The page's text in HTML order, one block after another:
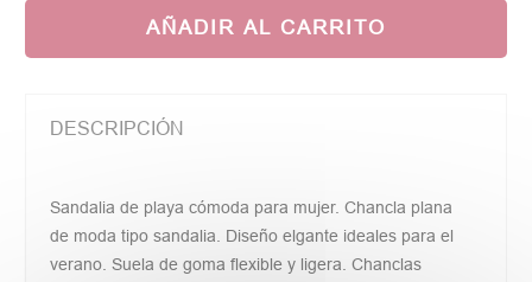
AÑADIR AL CARRITO
DESCRIPCIÓN
Sandalia de playa cómoda para mujer. Chancla plana
de moda tipo sandalia. Diseño elgante ideales para el
verano. Suela de goma flexible y ligera. Chanclas